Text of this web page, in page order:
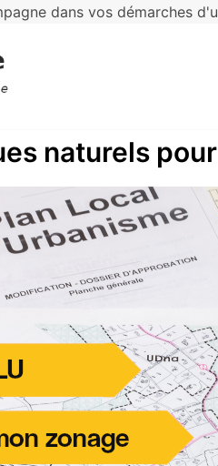
dans vos démarches
naturels